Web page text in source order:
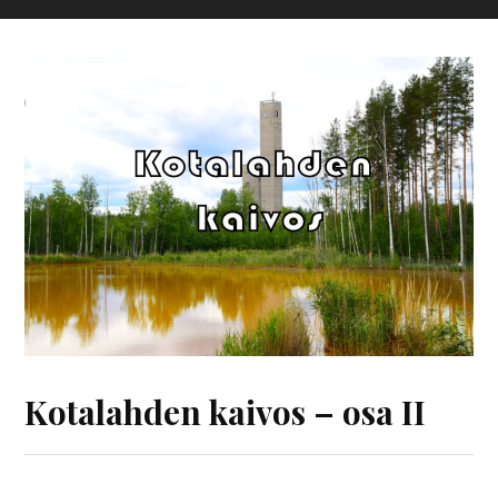
Kotalahden kaivos – osa II